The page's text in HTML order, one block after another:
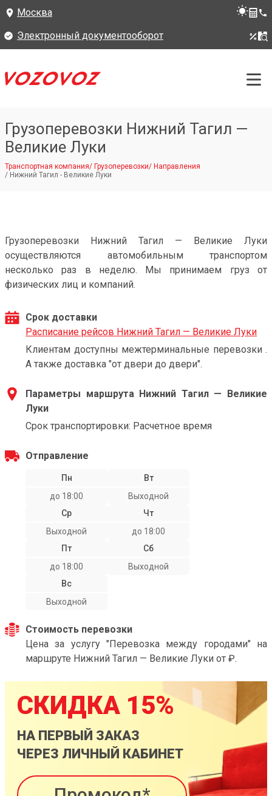
Москва
Электронный документооборот
Грузоперевозки Нижний Тагил —
Великие Луки
Транспортная компания/ Грузоперевозки/ Направления
/ Нижний Тагил - Великие Луки
Грузоперевозки Нижний Тагил — Великие Луки
осуществляются автомобильным транспортом
несколько раз в неделю. Мы принимаем груз от
физических лиц и компаний.
Срок доставки
Расписание рейсов Нижний Тагил — Великие Луки
Клиентам доступны межтерминальные перевозки .
А также доставка "от двери до двери".
Параметры маршрута Нижний Тагил — Великие
Луки
Срок транспортировки: Расчетное время
Отправление
Пн
до 18:00
Вт
Выходной
Ср
Выходной
Чт
до 18:00
Пт
до 18:00
Сб
Выходной
Вс
Выходной
Стоимость перевозки
Цена за услугу "Перевозка между городами" на
маршруте Нижний Тагил — Великие Луки от ₽.
СКИДКА 15%
НА ПЕРВЫЙ ЗАКАЗ
ЧЕРЕЗ ЛИЧНЫЙ КАБИНЕТ